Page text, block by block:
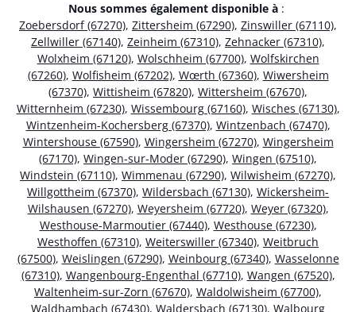
Nous sommes également disponible à :
Zoebersdorf (67270), Zittersheim (67290), Zinswiller (67110),
Zellwiller (67140), Zeinheim (67310), Zehnacker (67310),
Wolxheim (67120), Wolschheim (67700), Wolfskirchen
(67260), Wolfisheim (67202), Wœrth (67360), Wiwersheim
(67370), Wittisheim (67820), Wittersheim (67670),
Witternheim (67230), Wissembourg (67160), Wisches (67130),
Wintzenheim-Kochersberg (67370), Wintzenbach (67470),
Wintershouse (67590), Wingersheim (67270), Wingersheim
(67170), Wingen-sur-Moder (67290), Wingen (67510),
Windstein (67110), Wimmenau (67290), Wilwisheim (67270),
Willgottheim (67370), Wildersbach (67130), Wickersheim-
Wilshausen (67270), Weyersheim (67720), Weyer (67320),
Westhouse-Marmoutier (67440), Westhouse (67230),
Westhoffen (67310), Weiterswiller (67340), Weitbruch
(67500), Weislingen (67290), Weinbourg (67340), Wasselonne
(67310), Wangenbourg-Engenthal (67710), Wangen (67520),
Waltenheim-sur-Zorn (67670), Waldolwisheim (67700),
Waldhambach (67430), Waldersbach (67130), Walbourg